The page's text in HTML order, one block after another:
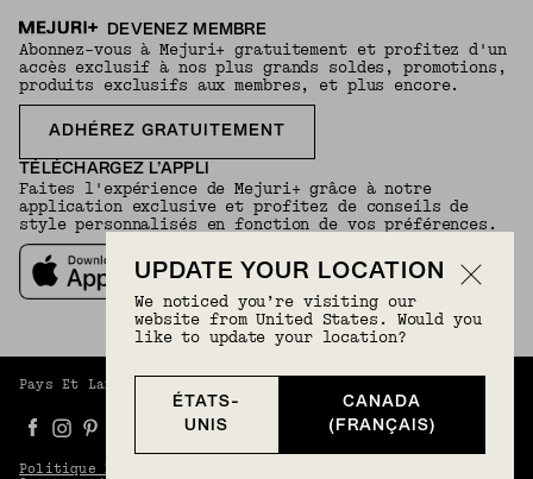
DEVENEZ MEMBRE
Abonnez-vous à Mejuri+ gratuitement et profitez d'un
accès exclusif à nos plus grands soldes, promotions,
produits exclusifs aux membres, et plus encore.
ADHÉREZ GRATUITEMENT
TÉLÉCHARGEZ L’APPLI
Faites l'expérience de Mejuri+ grâce à notre
application exclusive et profitez de conseils de
style personnalisés en fonction de vos préférences.
Pays Et Langue :
Politique De Confidentialité
UPDATE YOUR LOCATION
We noticed you’re visiting our
website from United States. Would you
like to update your location?
ÉTATS-
UNIS
CANADA
(FRANÇAIS)